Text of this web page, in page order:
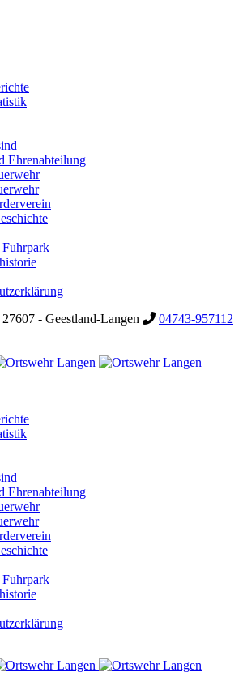
Ehrenabteilung
- Geestland-Langen
04743-957112
Ehrenabteilung